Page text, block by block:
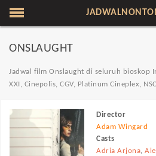
ONSLAUGHT
Jadwal film Onslaught di seluruh bioskop
XXI, Cinepolis, CGV, Platinum Cineplex,
Director
Adam Wingard
Casts
Adria Arjona,